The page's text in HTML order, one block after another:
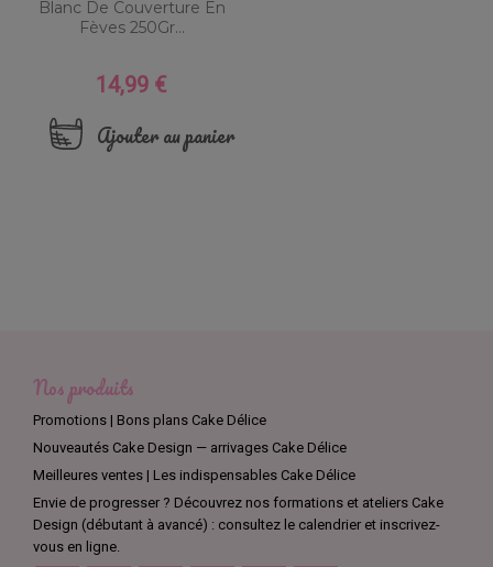
Blanc De Couverture En
Fèves 250Gr...
Prix
14,99 €
Ajouter au panier
Nos produits
Promotions | Bons plans Cake Délice
Nouveautés Cake Design — arrivages Cake Délice
Meilleures ventes | Les indispensables Cake Délice
Envie de progresser ? Découvrez nos formations et ateliers Cake
Design (débutant à avancé) : consultez le calendrier et inscrivez-
vous en ligne.